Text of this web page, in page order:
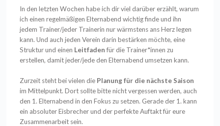
In den letzten Wochen habe ich dir viel darüber erzählt, warum
ich einen regelmäßigen Elternabend wichtig finde und ihn
jedem Trainer/jeder Trainerin nur wärmstens ans Herz legen
kann. Und auch jeden Verein darin bestärken möchte, eine
Struktur und einen Leitfadenfür die Trainer*innen zu
erstellen, damit jeder/jede den Elternabend umsetzen kann.
Zurzeit steht bei vielen die Planung für die nächste Saison
im Mittelpunkt. Dort sollte bitte nicht vergessen werden, auch
den 1. Elternabend in den Fokus zu setzen. Gerade der 1. kann
ein absoluter Eisbrecher und der perfekte Auftakt für eure
Zusammenarbeit sein.